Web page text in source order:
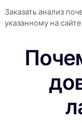
Заказать анализ
указанному на сайте.